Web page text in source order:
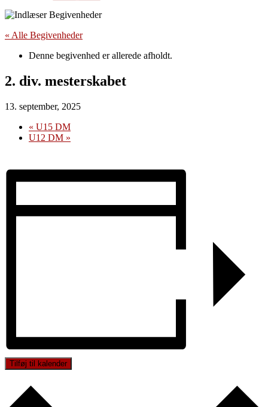
« Alle Begivenheder
Denne begivenhed er allerede afholdt.
2. div. mesterskabet
13. september, 2025
« U15 DM
U12 DM »
Tilføj til kalender